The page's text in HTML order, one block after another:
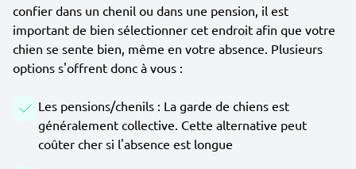
confier dans un chenil ou dans une pension, il est
important de bien sélectionner cet endroit afin que votre
chien se sente bien, même en votre absence. Plusieurs
options s'offrent donc à vous :
Les pensions/chenils : La garde de chiens est
généralement collective. Cette alternative peut
coûter cher si l'absence est longue